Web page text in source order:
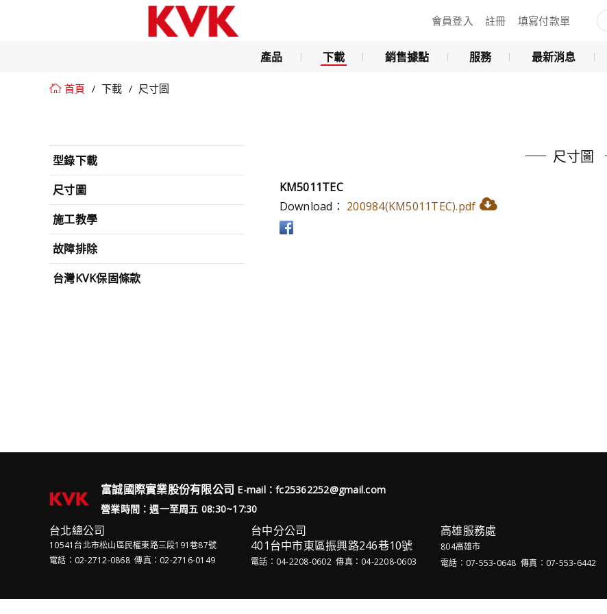
會員登入 註冊 填寫付款單
產品 下載 銷售據點 服務 最新消息
首頁 下載 尺寸圖
型錄下載
尺寸圖
施工教學
故障排除
台灣KVK保固條款
尺寸圖
KM5011TEC
Download： 200984(KM5011TEC).pdf
富誠國際實業股份有限公司 E-mail：fc25362252@gmail.com
營業時間：週一至周五 08:30~17:30
台北總公司
10541台北市松山區民權東路三段191巷87號
電話：02-2712-0868 傳真：02-2716-0149
台中分公司
401台中市東區振興路246巷10號
電話：04-2208-0602 傳真：04-2208-0603
高雄服務處
804高雄市
電話：07-553-0648 傳真：07-553-6442